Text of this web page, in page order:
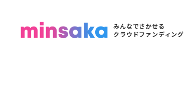
みんなでさかせる
クラウドファンディング